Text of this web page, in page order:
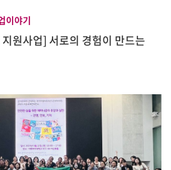
이야기
원사업] 서로의 경험이 만드는